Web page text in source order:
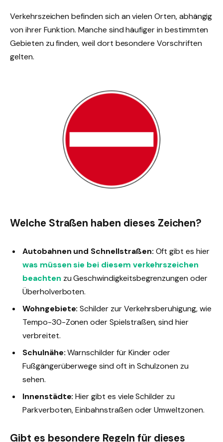
Verkehrszeichen befinden sich an vielen Orten, abhängig
von ihrer Funktion. Manche sind häufiger in bestimmten
Gebieten zu finden, weil dort besondere Vorschriften
gelten.
Welche Straßen haben dieses Zeichen?
Autobahnen und Schnellstraßen: Oft gibt es hier
was müssen sie bei diesem verkehrszeichen
beachten zu Geschwindigkeitsbegrenzungen oder
Überholverboten.
Wohngebiete: Schilder zur Verkehrsberuhigung, wie
Tempo-30-Zonen oder Spielstraßen, sind hier
verbreitet.
Schulnähe:Warnschilder für Kinder oder
Fußgängerüberwege sind oft in Schulzonen zu
sehen.
Innenstädte: Hier gibt es viele Schilder zu
Parkverboten, Einbahnstraßen oder Umweltzonen.
Gibt es besondere Regeln für dieses